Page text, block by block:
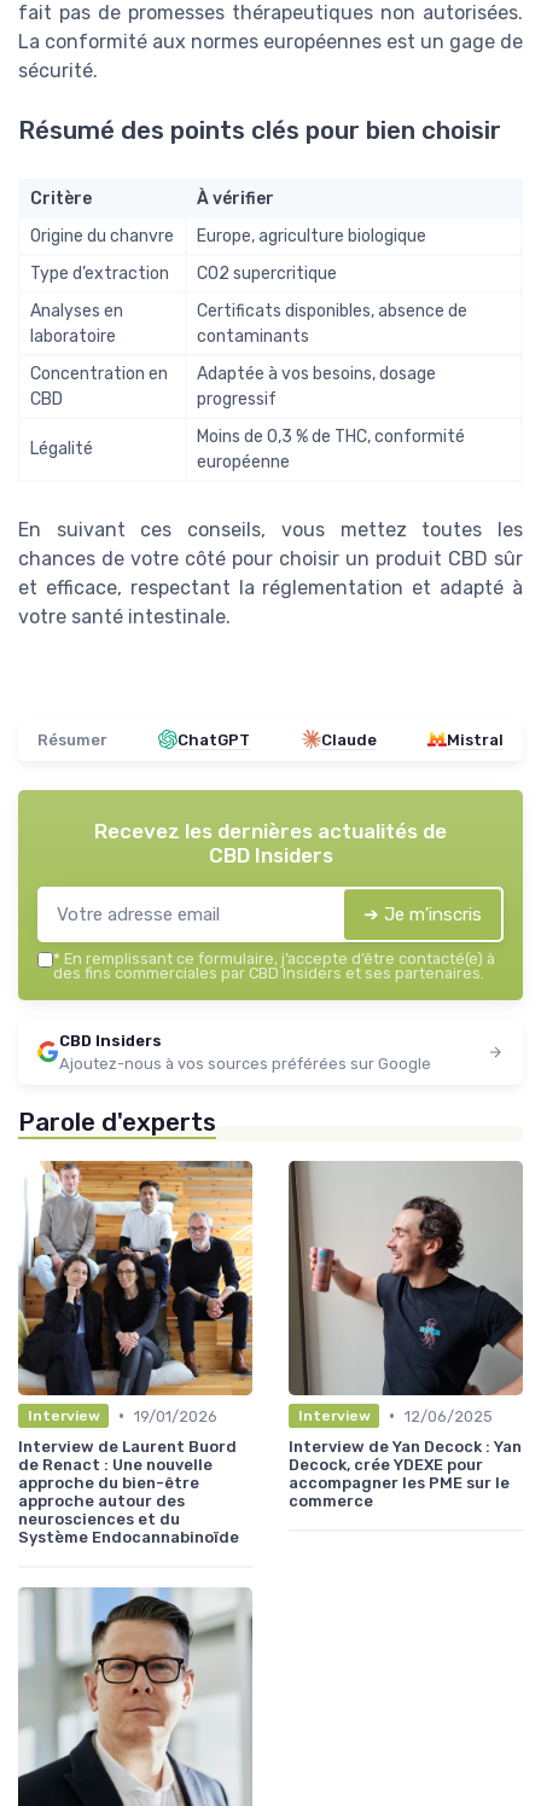
fait pas de promesses thérapeutiques non autorisées.
La conformité aux normes européennes est un gage de
sécurité.
Résumé des points clés pour bien choisir
Critère
À vérifier
Origine du chanvre
Europe, agriculture biologique
Type d’extraction
CO2 supercritique
Analyses en
laboratoire
Certificats disponibles, absence de
contaminants
Concentration en
CBD
Adaptée à vos besoins, dosage
progressif
Légalité
Moins de 0,3 % de THC, conformité
européenne
En suivant ces conseils, vous mettez toutes les
chances de votre côté pour choisir un produit CBD sûr
et efficace, respectant la réglementation et adapté à
votre santé intestinale.
Résumer ChatGPT Claude Mistral
Recevez les dernières actualités de
CBD Insiders
➔ Je m'inscris
* En remplissant ce formulaire, j’accepte d’être contacté(e) à
des fins commerciales par CBD Insiders et ses partenaires.
CBD Insiders
Ajoutez-nous à vos sources préférées sur Google
Parole d'experts
Interview • 19/01/2026
Interview de Laurent Buord
de Renact : Une nouvelle
approche du bien-être
approche autour des
neurosciences et du
Système Endocannabinoïde
Interview • 12/06/2025
Interview de Yan Decock : Yan
Decock, crée YDEXE pour
accompagner les PME sur le
commerce